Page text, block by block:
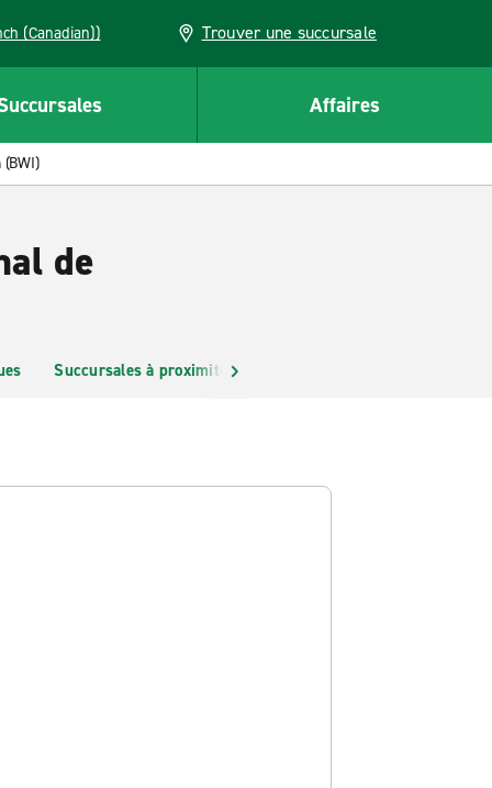
(Canadian)) Trouver une succursale
Affaires
de
Succursales à proximité